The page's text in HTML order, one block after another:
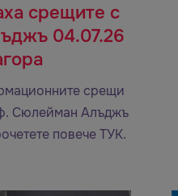
срещите с
04.07.26
срещи
Сюлейман Алъджъ
повече ТУК.